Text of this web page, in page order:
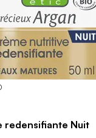
redensifiante Nuit